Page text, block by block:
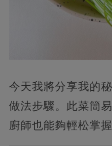
今天我將分享我的
做法步驟。此菜簡
廚師也能夠輕松掌握